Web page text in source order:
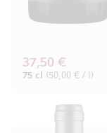
37,50 €
75 cl (50,00 € / l)